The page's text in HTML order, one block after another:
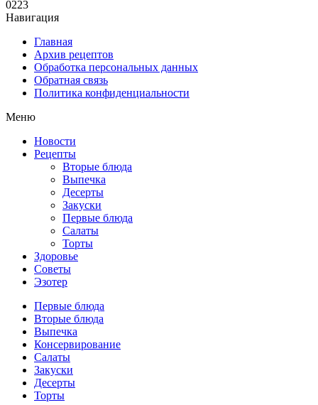
0223
Навигация
Главная
Архив рецептов
Обработка персональных данных
Обратная связь
Политика конфиденциальности
Меню
Новости
Рецепты
Вторые блюда
Выпечка
Десерты
Закуски
Первые блюда
Салаты
Торты
Здоровье
Советы
Эзотер
Первые блюда
Вторые блюда
Выпечка
Консервирование
Салаты
Закуски
Десерты
Торты